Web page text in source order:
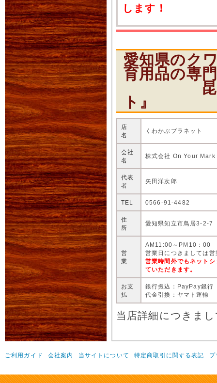
します！
愛知県のク
育用品の専
昆虫シ
ト』
店
名
くわかぶプラネット
会社
名
株式会社 On Your Mark
代表
者
矢田洋次郎
TEL 0566-91-4482
住
所
愛知県知立市鳥居3-2-7
営
業
AM11:00～PM10：00
営業日につきましては
営業時間外でもネット
ていただきます。
お支
払
銀行振込：PayPay銀行
代金引換：ヤマト運輸
当店詳細につきま
ご利用ガイド 会社案内 当サイトについて 特定商取引に関する表記 プ